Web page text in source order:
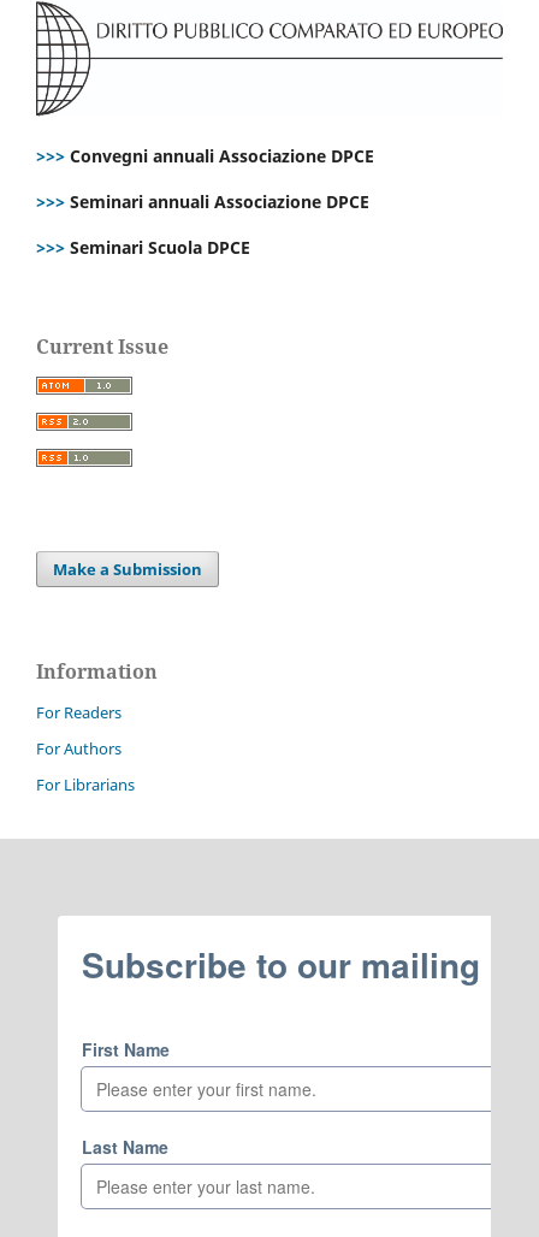
>>> Convegni annuali Associazione DPCE
>>> Seminari annuali Associazione DPCE
>>> Seminari Scuola DPCE
Current Issue
Make a Submission
Information
For Readers
For Authors
For Librarians